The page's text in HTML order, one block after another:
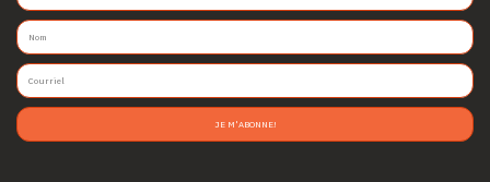
JE M'ABONNE!